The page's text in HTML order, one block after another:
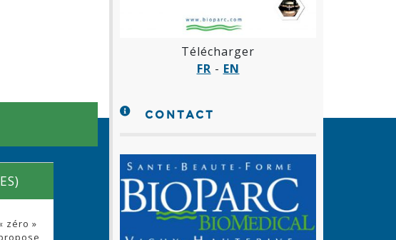
Télécharger
FR - EN
CONTACT
LABORATOIRE LAURENT DUPRÉ
Fabrication de prothèses dentaires....